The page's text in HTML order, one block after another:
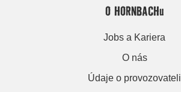
O HORNBACHu
Jobs a Kariera
O nás
Údaje o provozovateli